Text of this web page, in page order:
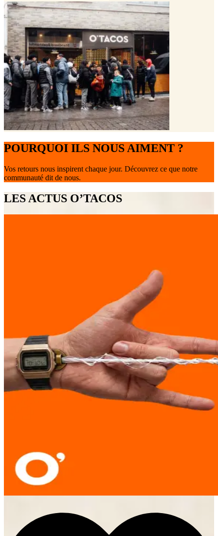
POURQUOI ILS NOUS AIMENT ?
Vos retours nous inspirent chaque jour. Découvrez ce que notre
communauté dit de nous.
LES ACTUS O’TACOS